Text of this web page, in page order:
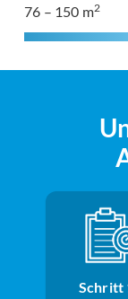
76 – 150 m2
Schritt